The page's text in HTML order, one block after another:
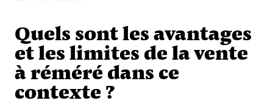
Quels sont les avantages
et les limites de la vente
à réméré dans ce
contexte ?